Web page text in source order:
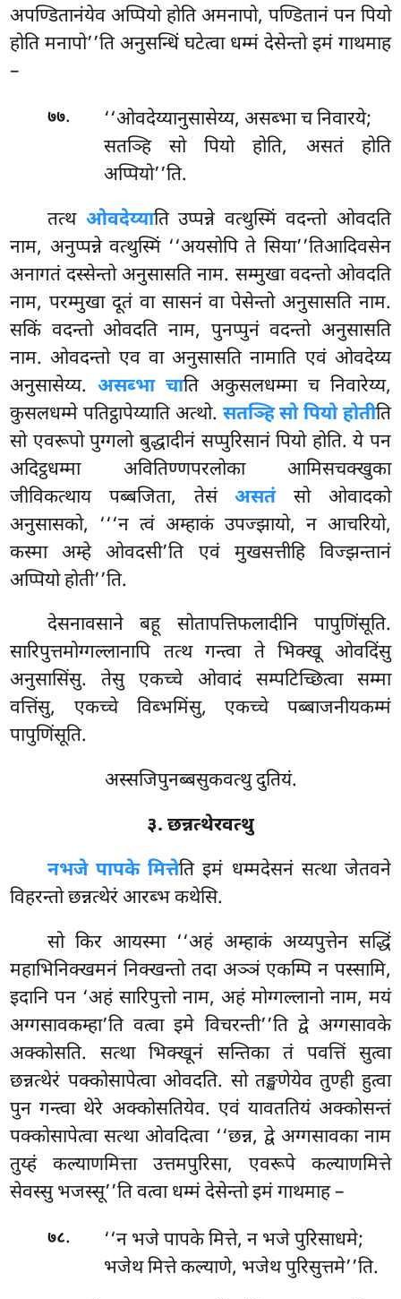
अपण्डितानंयेव अप्पियो होति अमनापो, पण्डितानं पन पियो
होति मनापो’’ति अनुसन्धिं घटेत्वा धम्मं देसेन्तो इमं गाथमाह
–
७७.
‘‘ओवदेय्यानुसासेय्य, असब्भा च निवारये;
सतञ्हि सो पियो होति, असतं होति
अप्पियो’’ति.
तत्थ ओवदेय्याति उप्पन्ने वत्थुस्मिं वदन्तो ओवदति
नाम, अनुप्पन्ने वत्थुस्मिं ‘‘अयसोपि ते सिया’’तिआदिवसेन
अनागतं दस्सेन्तो अनुसासति नाम. सम्मुखा वदन्तो ओवदति
नाम, परम्मुखा दूतं वा सासनं वा पेसेन्तो अनुसासति नाम.
सकिं वदन्तो ओवदति नाम, पुनप्पुनंवदन्तो अनुसासति
नाम. ओवदन्तो एव वा अनुसासति नामाति एवं ओवदेय्य
अनुसासेय्य.असब्भा चाति अकुसलधम्मा च निवारेय्य,
कुसलधम्मे पतिट्ठापेय्याति अत्थो. सतञ्हि सो पियो होतीति
सो एवरूपो पुग्गलो बुद्धादीनं सप्पुरिसानं पियो होति. ये पन
अदिट्ठधम्मा अवितिण्णपरलोका आमिसचक्खुका
जीविकत्थाय पब्बजिता, तेसंअसतंसो ओवादको
अनुसासको, ‘‘‘न त्वं अम्हाकं उपज्झायो, न आचरियो,
कस्मा अम्हे ओवदसी’ति एवं मुखसत्तीहि विज्झन्तानं
अप्पियो होती’’ति.
देसनावसाने बहू सोतापत्तिफलादीनि पापुणिंसूति.
सारिपुत्तमोग्गल्लानापि तत्थ गन्त्वा ते भिक्खू ओवदिंसु
अनुसासिंसु. तेसु एकच्चे ओवादं सम्पटिच्छित्वा सम्मा
वत्तिंसु, एकच्चे विब्भमिंसु, एकच्चे पब्बाजनीयकम्मं
पापुणिंसूति.
अस्सजिपुनब्बसुकवत्थु दुतियं.
३. छन्नत्थेरवत्थु
नभजे पापके मित्तेति इमं धम्मदेसनं सत्था जेतवने
विहरन्तो छन्नत्थेरं आरब्भ कथेसि.
सो किर आयस्मा ‘‘अहं अम्हाकं अय्यपुत्तेन सद्धिं
महाभिनिक्खमनं निक्खन्तो तदा अञ्ञं एकम्पि न पस्सामि,
इदानि पन ‘अहं सारिपुत्तो नाम, अहं मोग्गल्लानो नाम, मयं
अग्गसावकम्हा’ति वत्वा इमे विचरन्ती’’ति द्वे अग्गसावके
अक्कोसति. सत्था भिक्खूनं सन्तिका तं पवत्तिं सुत्वा
छन्नत्थेरं पक्कोसापेत्वा ओवदति. सो तङ्खणेयेव तुण्ही हुत्वा
पुन गन्त्वा थेरे अक्कोसतियेव. एवं यावततियं अक्कोसन्तं
पक्कोसापेत्वा सत्था ओवदित्वा ‘‘छन्न, द्वे अग्गसावका नाम
तुय्हं कल्याणमित्ता उत्तमपुरिसा, एवरूपे कल्याणमित्ते
सेवस्सु भजस्सू’’ति वत्वा धम्मं देसेन्तो इमं गाथमाह –
७८.
‘‘न भजे पापके मित्ते, न भजे पुरिसाधमे;
भजेथ मित्ते कल्याणे, भजेथ पुरिसुत्तमे’’ति.